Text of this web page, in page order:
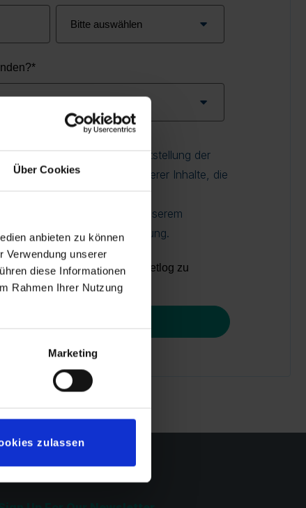
Über Cookies
anbieten zu können
Verwendung unserer
diese Informationen
Rahmen Ihrer Nutzung
Marketing
zulassen
*
Daten nur zur Bereitstellung der
Dienstleistungen sowie anderer Inhalte, die
Sie können diese
abbestellen. Mehr zu unserem
unserer Datenschutzerklärung.
Benachrichtigungen von Setlog zu